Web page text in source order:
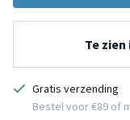
Te
Gratis verzending
Bestel voor €89 of